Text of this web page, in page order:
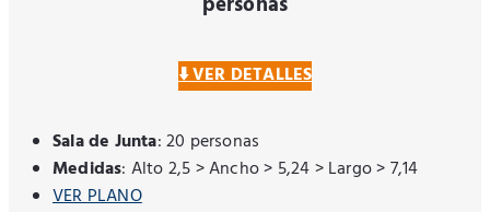
⬇️ VER DETALLES
Sala de Junta: 20 personas
Medidas: Alto 2,5 > Ancho > 5,24 > Largo > 7,14
VER PLANO